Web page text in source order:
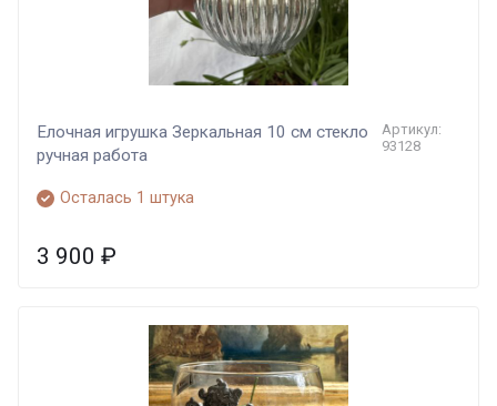
Елочная игрушка Зеркальная 10 см стекло
ручная работа
Артикул:
93128
Осталась 1 штука
3 900 ₽